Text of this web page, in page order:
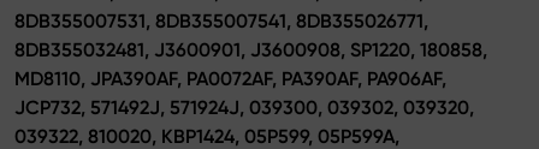
8DB355007531, 8DB355007541, 8DB355026771,
8DB355032481, J3600901, J3600908, SP1220, 180858,
MD8110, JPA390AF, PA0072AF, PA390AF, PA906AF,
JCP732, 571492J, 571924J, 039300, 039302, 039320,
039322, 810020, KBP1424, 05P599, 05P599A,